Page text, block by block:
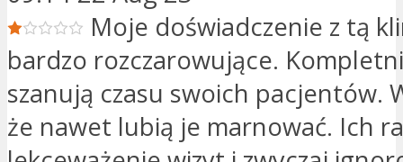
Moje doświadczenie z tą
bardzo rozczarowujące.
szanują czasu swoich pacjentów.
że nawet lubią je marnować. Ich